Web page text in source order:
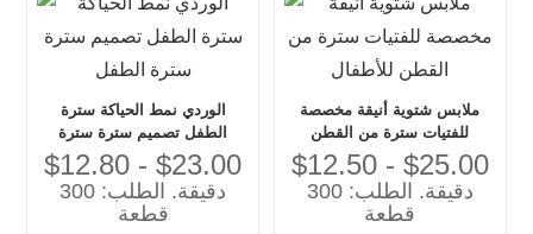
الوردي نمط الحياكة سترة
الطفل تصميم سترة سترة
الطفل
$12.80 - $23.00
دقيقة. الطلب: 300
قطعة
ملابس شتوية أنيقة مخصصة
للفتيات سترة من القطن
للأطفال
$12.50 - $25.00
دقيقة. الطلب: 300
قطعة